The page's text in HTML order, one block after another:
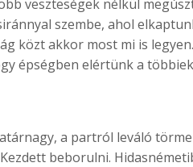
veszteségek nélkül
szembe, ahol
közt akkor most mi is
épségben elértünk a
a partról leváló
beborulni.